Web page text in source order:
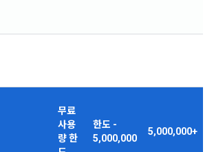
무료
사용
량 한
한도 -
5,000,000
5,000,000+